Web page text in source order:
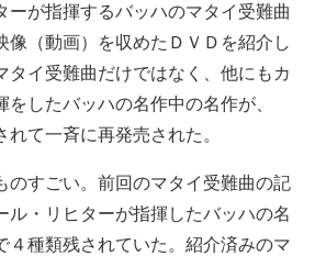
ーが指揮するバッハのマタイ受難曲
像（動画）を収めたＤＶＤを紹介し
タイ受難曲だけではなく、他にもカ
をしたバッハの名作中の名作が、
て一斉に再発売された。
のすごい。前回のマタイ受難曲の記
ル・リヒターが指揮したバッハの名
４種類残されていた。紹介済みのマ